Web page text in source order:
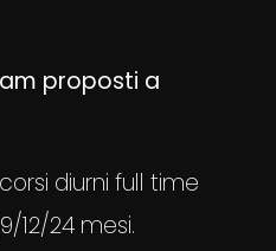
proposti a
diurni full time
12/24 mesi.